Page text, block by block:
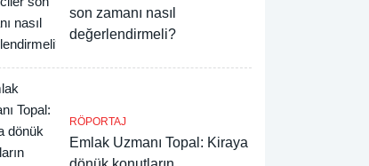
son zamanı nasıl
değerlendirmeli?
RÖPORTAJ
Emlak Uzmanı Topal: Kiraya